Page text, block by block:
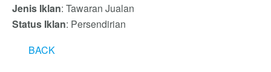
Jenis Iklan: Tawaran Jualan
Status Iklan: Persendirian
BACK